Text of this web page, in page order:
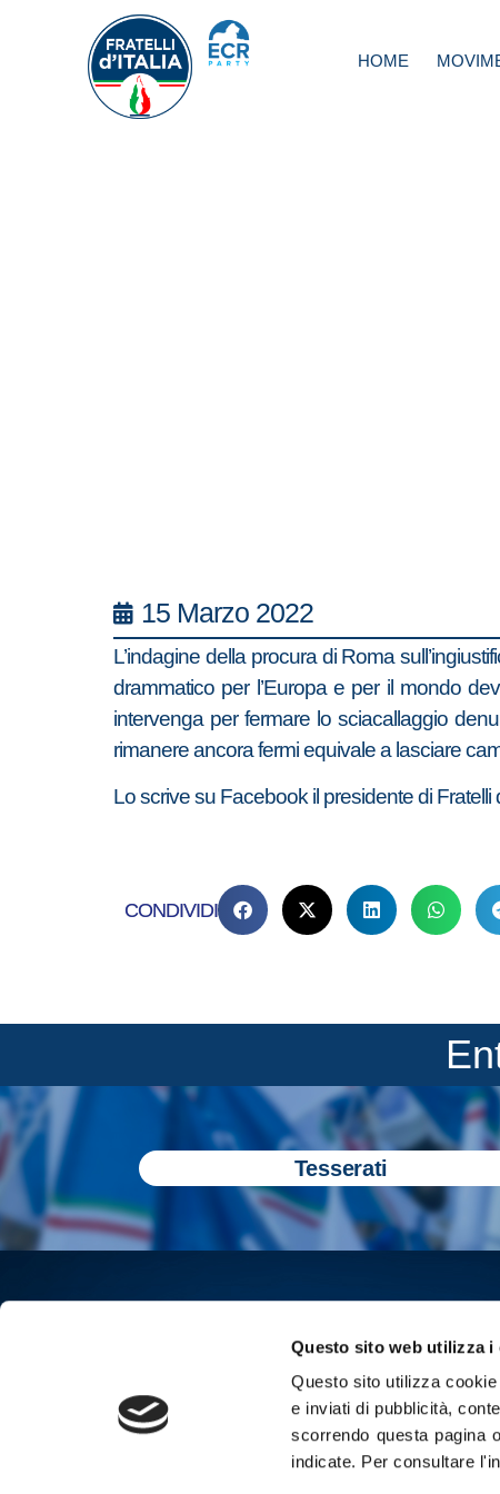
Questo sito web utilizza i
Questo sito utilizza
e inviati di pubblicità,
scorrendo questa pagina
indicate. Per consultare
HOME
15 Marzo 2022
L’indagine della procura di Roma
drammatico per l’Europa e per il mondo
intervenga per fermare lo sciacallaggio
rimanere ancora fermi equivale a lasciare
Lo scrive su Facebook il presidente di Fratelli
CONDIVIDI
Tesserati